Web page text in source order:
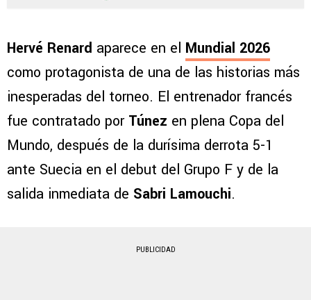
Hervé Renard aparece en el Mundial 2026
como protagonista de una de las historias más
inesperadas del torneo. El entrenador francés
fue contratado por Túnez en plena Copa del
Mundo, después de la durísima derrota 5-1
ante Suecia en el debut del Grupo F y de la
salida inmediata de Sabri Lamouchi.
PUBLICIDAD